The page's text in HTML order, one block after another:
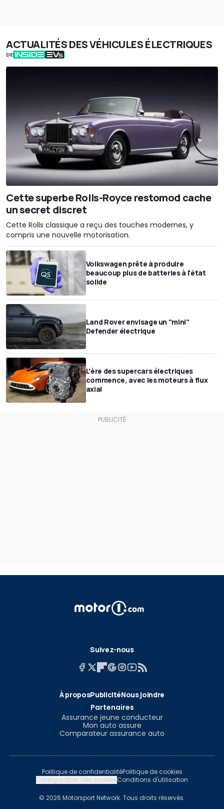
ACTUALITÉS DES VÉHICULES ÉLECTRIQUES
DE
Cette superbe Rolls-Royce restomod cache
un secret discret
Cette Rolls classique a reçu des touches modernes, y
compris une nouvelle motorisation.
Volkswagen prête à produire
beaucoup plus de batteries à l'état
solide
Land Rover envisage un "mini"
Defender électrique
L'ère des supercars électriques
commence, avec les moteurs à flux
axial
Suivez-nous
À proposPublicitéNous joindre
Partenaires
Assurance jeune conducteur
Mon auto assure
Comparateur assurance auto
Politique de confidentialitéPolitique de cookies
Configuration des cookiesConditions d'utilisation
© 2026 Motorsport Network. Tous droits réservés.